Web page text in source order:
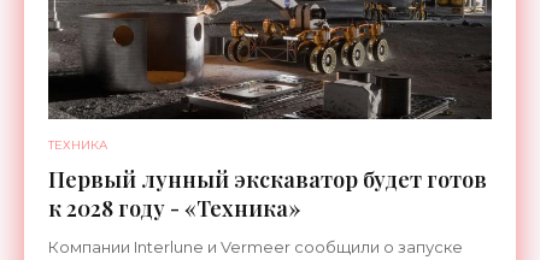
ТЕХНИКА
Первый лунный экскаватор будет готов
к 2028 году - «Техника»
Компании Interlune и Vermeer сообщили о запуске